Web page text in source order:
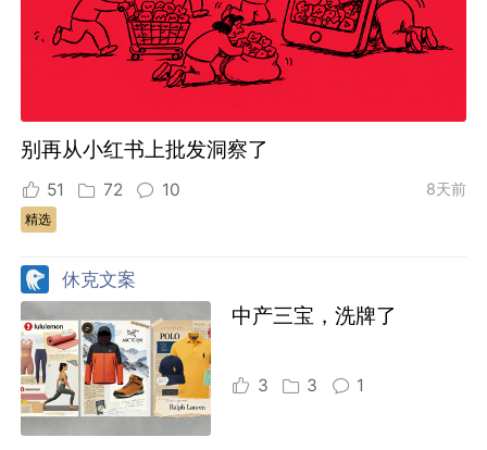
别再从小红书上批发洞察了
51 72 10 8天前
精选
休克文案
中产三宝，洗牌了
3 3 1